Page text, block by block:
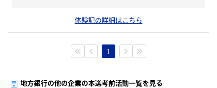
体験記の詳細はこちら
1
地方銀行の他の企業の本選考前活動一覧を見る